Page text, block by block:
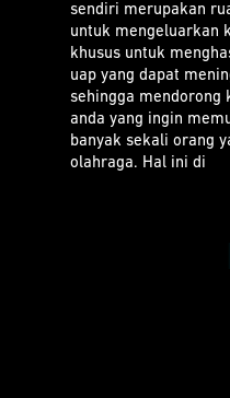
sendiri merupakan
untuk mengeluarkan
khusus untuk
uap yang dapat
sehingga mendorong
anda yang ingin
banyak sekali orang
olahraga. Hal ini di